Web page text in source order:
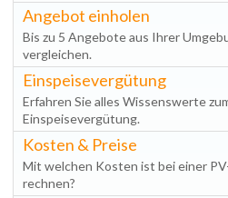
Angebot einholen
Bis zu 5 Angebote aus Ihrer
vergleichen.
Einspeisevergütung
Erfahren Sie alles Wissenswerte
Einspeisevergütung.
Kosten & Preise
Mit welchen Kosten ist bei einer
rechnen?